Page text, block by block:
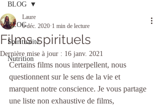
BLOG
Spiritualité
Nutrition
BLOG
Films spirituels
Laure
6 déc. 2020 1 min de lecture
Dernière mise à jour : 16 janv. 2021
Certains films nous interpellent, nous
questionnent sur le sens de la vie et
marquent notre conscience. Je vous partage
une liste non exhaustive de films,